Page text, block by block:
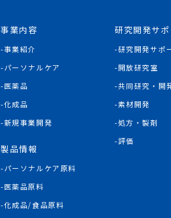
事業内容
事業紹介
パーソナルケア
医薬品
化成品
新規事業開発
製品情報
パーソナルケア原料
医薬品原料
化成品/食品原料
研究開発サポ
研究開発サポ
開放研究室
共同研究・開
素材開発
処方・製剤
評価